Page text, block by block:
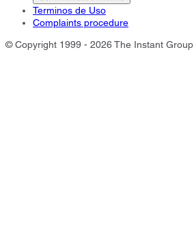
Terminos de Uso
Complaints procedure
© Copyright 1999 - 2026 The Instant Group